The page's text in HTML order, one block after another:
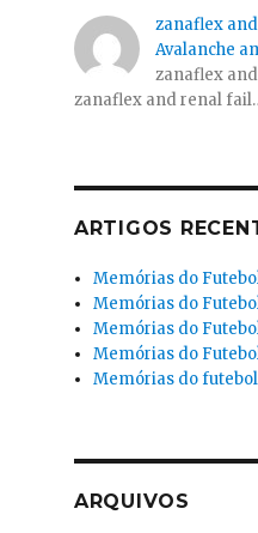
zanaflex
Avalanche
zanaflex
zanaflex and renal
ARTIGOS
Memórias do
Memórias do
Memórias do
Memórias do
Memórias do futebol
ARQUIVOS